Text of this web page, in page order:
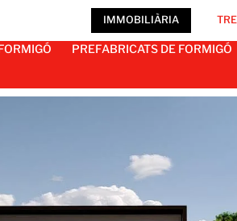
IMMOBILIÀRIA
PREFABRICATS DE FORMIGÓ